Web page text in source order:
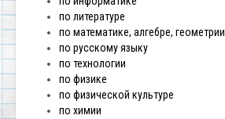
по литературе
по математике, алгебре, геометрии
по русскому языку
по технологии
по физике
по физической культуре
по химии